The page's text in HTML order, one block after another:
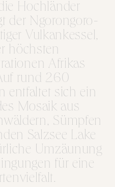
Hochländer
der Ngorongoro-
Vulkankessel,
höchsten
Afrikas
rund 260
entfaltet sich ein
Mosaik aus
Sümpfen
Salzsee Lake
Umzäunung
für eine